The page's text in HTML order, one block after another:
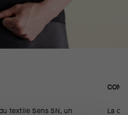
textile Sens SN, un
La